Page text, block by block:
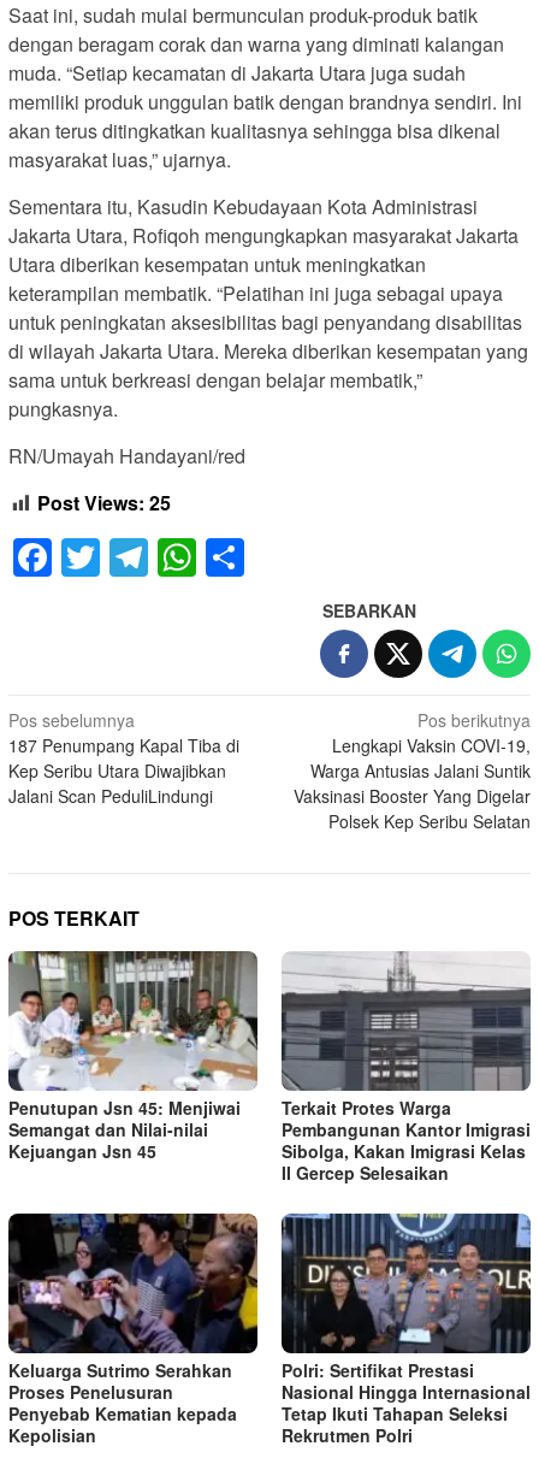
Saat ini, sudah mulai bermunculan produk-produk batik
dengan beragam corak dan warna yang diminati kalangan
muda. “Setiap kecamatan di Jakarta Utara juga sudah
memiliki produk unggulan batik dengan brandnya sendiri. Ini
akan terus ditingkatkan kualitasnya sehingga bisa dikenal
masyarakat luas,” ujarnya.
Sementara itu, Kasudin Kebudayaan Kota Administrasi
Jakarta Utara, Rofiqoh mengungkapkan masyarakat Jakarta
Utara diberikan kesempatan untuk meningkatkan
keterampilan membatik. “Pelatihan ini juga sebagai upaya
untuk peningkatan aksesibilitas bagi penyandang disabilitas
di wilayah Jakarta Utara. Mereka diberikan kesempatan yang
sama untuk berkreasi dengan belajar membatik,”
pungkasnya.
RN/Umayah Handayani/red
Post Views: 25
Facebook
Twitter
Telegram
WhatsApp
SEBARKAN
Navigasi
pos
Pos sebelumnya
187 Penumpang Kapal Tiba di
Kep Seribu Utara Diwajibkan
Jalani Scan PeduliLindungi
Pos berikutnya
Lengkapi Vaksin COVI-19,
Warga Antusias Jalani Suntik
Vaksinasi Booster Yang Digelar
Polsek Kep Seribu Selatan
POS TERKAIT
Penutupan Jsn 45: Menjiwai
Semangat dan Nilai-nilai
Kejuangan Jsn 45
Terkait Protes Warga
Pembangunan Kantor Imigrasi
Sibolga, Kakan Imigrasi Kelas
II Gercep Selesaikan
Keluarga Sutrimo Serahkan
Proses Penelusuran
Penyebab Kematian kepada
Kepolisian
Polri: Sertifikat Prestasi
Nasional Hingga Internasional
Tetap Ikuti Tahapan Seleksi
Rekrutmen Polri